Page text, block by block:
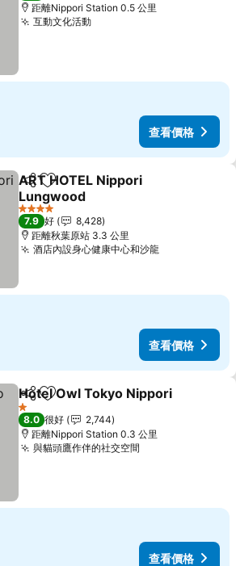
距離Nippori Station 0.5 公里
互動文化活動
查看價格
分享 放到收藏夾
ART HOTEL Nippori
Lungwood
4 星級
7.9 好
8,428
距離秋葉原站 3.3 公里
酒店內設身心健康中心和沙龍
查看價格
分享 放到收藏夾
Hotel Owl Tokyo Nippori
1 星級
8.0 很好
2,744
距離Nippori Station 0.3 公里
與貓頭鷹作伴的社交空間
查看價格